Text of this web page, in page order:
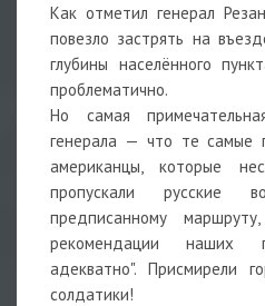
Как отметил генерал
повезло застрять на
глубины населённого
проблематично.
Но самая
генерала — что те самые
американцы, которые
пропускали русские
предписанному
рекомендации наших
адекватно". Присмирели
солдатики!